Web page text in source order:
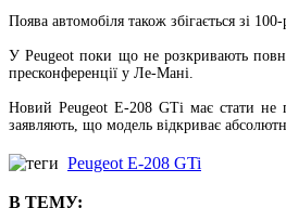
Поява автомобіля також збігається зі
У Peugeot поки що не розкривають повні
пресконференції у Ле-Мані.
Новий Peugeot E-208 GTi має стати не
заявляють, що модель відкриває
Peugeot E-208 GTi
В ТЕМУ: